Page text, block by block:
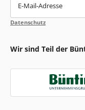
E-Mail-Adresse
Datenschutz
Wir sind Teil der